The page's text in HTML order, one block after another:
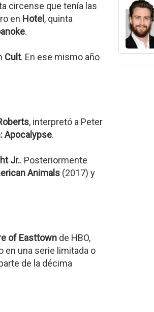
circense que tenía las
en Hotel , quinta
.
Cult. En ese mismo año
, interpretó a Peter
Apocalypse.
Jr.. Posteriormente
Animals (2017) y
of Easttown de HBO,
en una serie limitada o
de la décima